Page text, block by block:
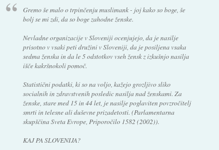
Gremo še malo o trpinčenju muslimank - joj kako so boge, še
bolj se mi zdi, da so boge zahodne ženske.
Nevladne organizacije v Sloveniji ocenjujejo, da je nasilje
prisotno v vsaki peti družini v Sloveniji, da je posiljena vsaka
sedma ženska in da le 5 odstotkov vseh žensk z izkušnjo nasilja
išče kakršnokoli pomoč.
Statistični podatki, ki so na voljo, kažejo grozljivo sliko
socialnih in zdravstvenih posledic nasilja nad ženskami. Za
ženske, stare med 15 in 44 let, je nasilje poglaviten povzročitelj
smrti in telesne ali duševne prizadetosti. (Parlamentarna
skupščina Sveta Evrope, Priporočilo 1582 (2002)).
KAJ PA SLOVENIJA?